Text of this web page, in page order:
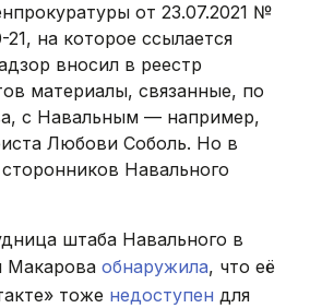
от 23.07.2021 №
на которое ссылается
вносил в реестр
материалы, связанные, по
с Навальным — например,
Любови Соболь. Но в
Навального
штаба Навального в
Макарова обнаружила, что её
тоже недоступен для